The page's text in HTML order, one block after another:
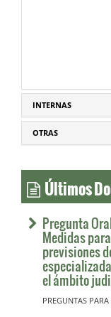
INTERNAS
OTRAS
Últimos
Pregunta
Medidas
previsiones
el ámbito
PREGUNTAS